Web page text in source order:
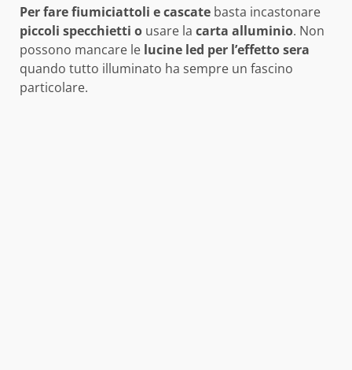
Per fare fiumiciattoli e cascate basta incastonare
piccoli specchietti o usare la carta alluminio. Non
possono mancare le lucine led per l’effetto sera
quando tutto illuminato ha sempre un fascino
particolare.